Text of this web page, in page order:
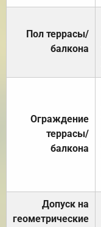
Пол террасы/
балкона
Ограждение
террасы/
балкона
Допуск на
геометрические